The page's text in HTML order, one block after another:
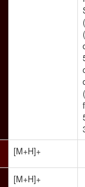
[M+H]+
[M+H]+